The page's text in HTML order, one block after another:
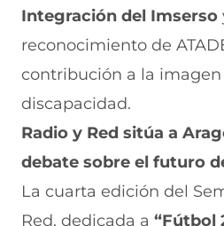
Integración del Imserso
reconocimiento de
contribución a la imagen
discapacidad.
Radio y Red sitúa a
debate sobre el futuro
La cuarta edición del
Red, dedicada a “Fútbol